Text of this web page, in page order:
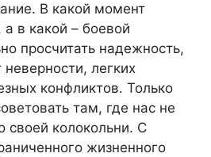
В какой момент
а в какой – боевой
просчитать надежность,
неверности, легких
конфликтов. Только
там, где нас не
своей колокольни. С
жизненного